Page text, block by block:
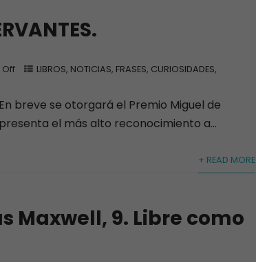
Off LIBROS, NOTICIAS, FRASES, CURIOSIDADES,
En breve se otorgará el Premio Miguel de
el más alto reconocimiento a...
+ READ MORE
Maxwell, 9. Libre como